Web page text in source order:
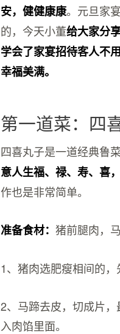
安，健健康康。元旦家
的，今天小董给大家分
学会了家宴招待客人不
幸福美满。
第一道菜：四
四喜丸子是一道经典鲁
意人生福、禄、寿、喜
作也是非常简单。
准备食材：猪前腿肉，
1、猪肉选肥瘦相间的
2、马蹄去皮，切成片
入肉馅里面。